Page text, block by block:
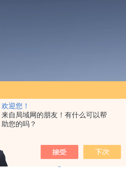
欢迎您！
来自局域网的朋友！有什么可以帮
助您的吗？